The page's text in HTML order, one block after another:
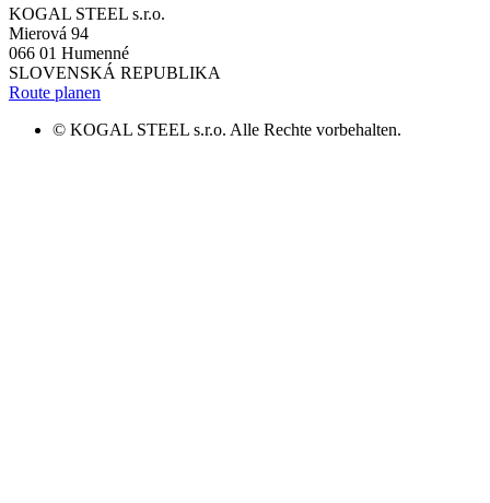
KOGAL STEEL s.r.o.
Mierová 94
066 01 Humenné
SLOVENSKÁ REPUBLIKA
Route planen
© KOGAL STEEL s.r.o. Alle Rechte vorbehalten.